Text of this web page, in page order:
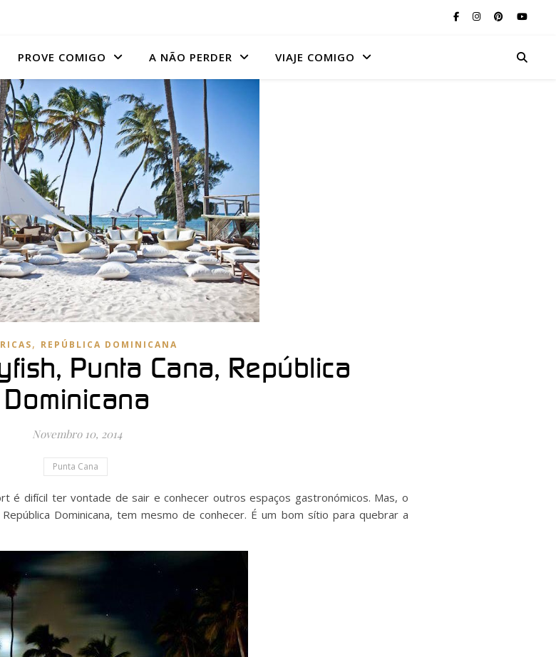
PROVE COMIGO A NÃO PERDER VIAJE COMIGO
, REPÚBLICA DOMINICANA
Punta Cana, República
Dominicana
Novembro 10, 2014
Punta Cana
é difícil ter vontade de sair e conhecer outros espaços gastronómicos. Mas, o
Dominicana, tem mesmo de conhecer. É um bom sítio para quebrar a